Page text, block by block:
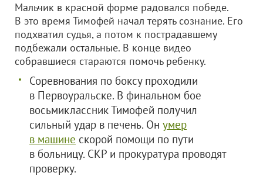
Мальчик в красной форме радовался победе.
В это время Тимофей начал терять сознание. Его
подхватил судья, а потом к пострадавшему
подбежали остальные. В конце видео
собравшиеся стараются помочь ребенку.
Соревнования по боксу проходили
в Первоуральске. В финальном бое
восьмиклассник Тимофей получил
сильный удар в печень. Он умер
в машине скорой помощи по пути
в больницу. СКР и прокуратура проводят
проверку.